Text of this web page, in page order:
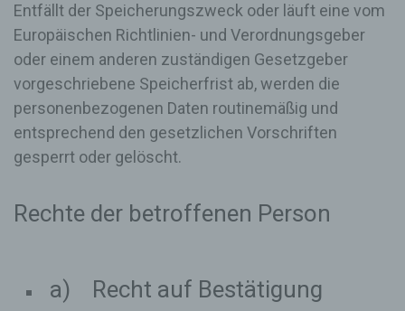
Entfällt der Speicherungszweck oder läuft eine vom
Europäischen Richtlinien- und Verordnungsgeber
oder einem anderen zuständigen Gesetzgeber
vorgeschriebene Speicherfrist ab, werden die
personenbezogenen Daten routinemäßig und
entsprechend den gesetzlichen Vorschriften
gesperrt oder gelöscht.
Rechte der betroffenen Person
a) Recht auf Bestätigung
Dritte, sofern eine solche Weitergabe nicht
gesetzlich vorgeschrieben ist oder der
Rechtsverteidigung des für die Verarbeitung
Verantwortlichen dient.
Gravatar
Bei Kommentaren wird auf den Gravatar Service
von Auttomatic zurückgegriffen. Gravatar gleicht
Ihre Email-Adresse ab und bildet – sofern Sie dort
Kommentar ab. Sollten Sie nicht registriert sein,
wird kein Bild angezeigt. Zu beachten ist, dass alle
https://de.gravatar.com
Routinemäßige Löschung und Sperrung von